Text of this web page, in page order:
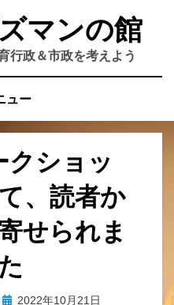
マンの館
行政＆市政を考えよう
ュー
クショッ
、読者か
せられま
投 2022年10月21日